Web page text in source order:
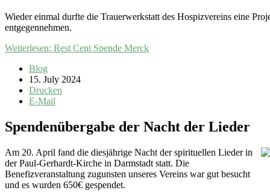
Wieder einmal durfte die Trauerwerkstatt des Hospizvereins eine
entgegennehmen.
Weiterlesen: Rest Cent Spende Merck
Blog
15. July 2024
Drucken
E-Mail
Spendenübergabe der Nacht der Lieder
Am 20. April fand die diesjährige Nacht der spirituellen Lieder in
der Paul-Gerhardt-Kirche in Darmstadt statt. Die
Benefizveranstaltung zugunsten unseres Vereins war gut besucht
und es wurden 650€ gespendet.